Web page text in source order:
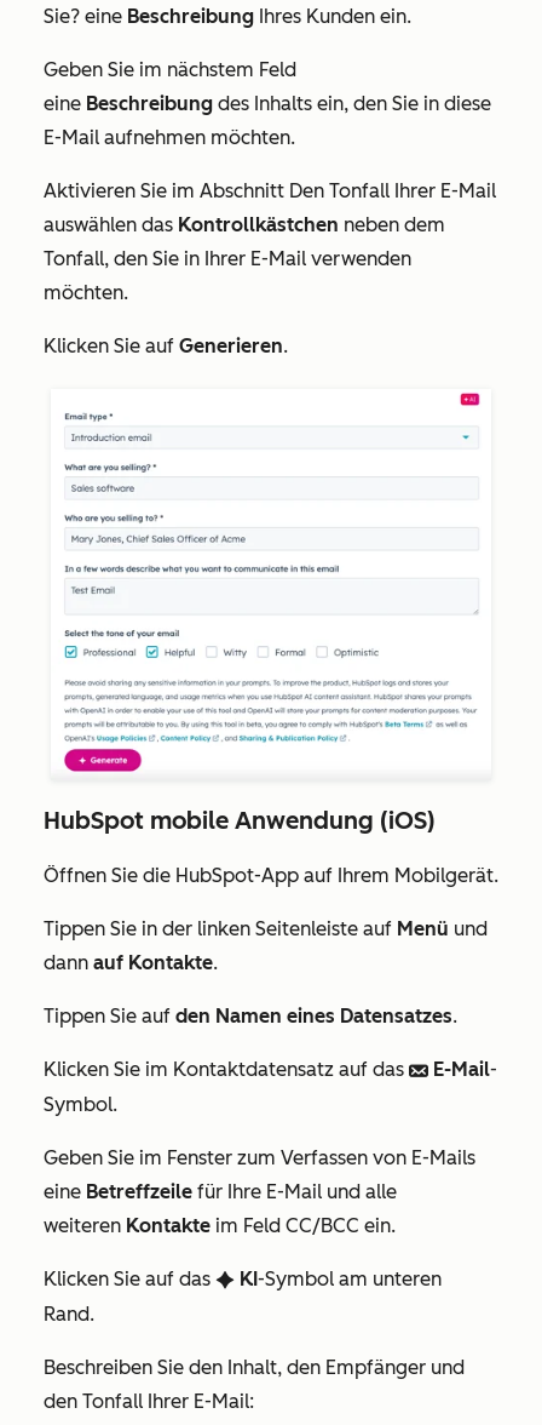
Sie? eine Beschreibung Ihres Kunden ein.
Geben Sie im nächstem Feld
eine Beschreibung des Inhalts ein, den Sie in diese
E-Mail aufnehmen möchten.
Aktivieren Sie im Abschnitt Den Tonfall Ihrer E-Mail
auswählen das Kontrollkästchen neben dem
Tonfall, den Sie in Ihrer E-Mail verwenden
möchten.
Klicken Sie auf Generieren.
HubSpot mobile Anwendung (iOS)
Öffnen Sie die HubSpot-App auf Ihrem Mobilgerät.
Tippen Sie in der linken Seitenleiste auf Menü und
dann auf Kontakte.
Tippen Sie auf den Namen eines Datensatzes.
Klicken Sie im Kontaktdatensatz auf das email E-Mail-
Symbol.
Geben Sie im Fenster zum Verfassen von E-Mails
eine Betreffzeile für Ihre E-Mail und alle
weiteren Kontakte im Feld CC/BCC ein.
Klicken Sie auf das artificialIntelligence KI-Symbol am unteren
Rand.
Beschreiben Sie den Inhalt, den Empfänger und
den Tonfall Ihrer E-Mail: